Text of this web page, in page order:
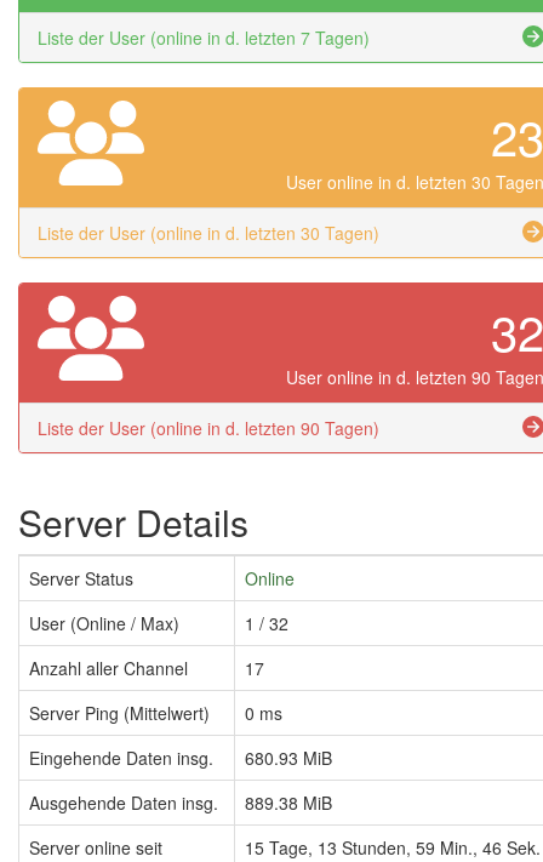
Liste der User (online in d. letzten 7 Tagen)
23
User online in d. letzten 30 Tagen
Liste der User (online in d. letzten 30 Tagen)
32
User online in d. letzten 90 Tagen
Liste der User (online in d. letzten 90 Tagen)
Server Details
Server Status
Online
User (Online / Max)
1 / 32
Anzahl aller Channel
17
Server Ping (Mittelwert)
0 ms
Eingehende Daten insg.
680.93 MiB
Ausgehende Daten insg.
889.38 MiB
Server online seit
15 Tage, 13 Stunden, 59 Min., 46 Sek.